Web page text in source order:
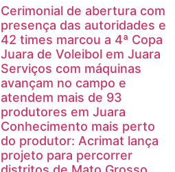
Cerimonial de abertura com
presença das autoridades e
42 times marcou a 4ª Copa
Juara de Voleibol em Juara
Serviços com máquinas
avançam no campo e
atendem mais de 93
produtores em Juara
Conhecimento mais perto
do produtor: Acrimat lança
projeto para percorrer